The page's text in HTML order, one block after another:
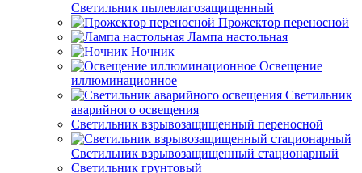
Светильник пылевлагозащищенный
Прожектор переносной
Лампа настольная
Ночник
Освещение
иллюминационное
Светильник
аварийного освещения
Светильник взрывозащищенный переносной
Светильник взрывозащищенный стационарный
Светильник грунтовый